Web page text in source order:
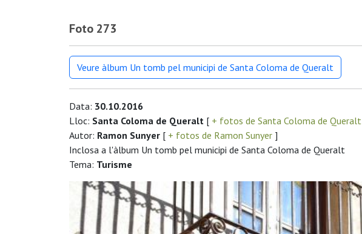
Foto 273
Veure àlbum Un tomb pel municipi de Santa Coloma de Queralt
Data: 30.10.2016
Lloc: Santa Coloma de Queralt [ + fotos de Santa Coloma de Queralt
Autor: Ramon Sunyer [ + fotos de Ramon Sunyer ]
Inclosa a l'àlbum Un tomb pel municipi de Santa Coloma de Queralt
Tema: Turisme